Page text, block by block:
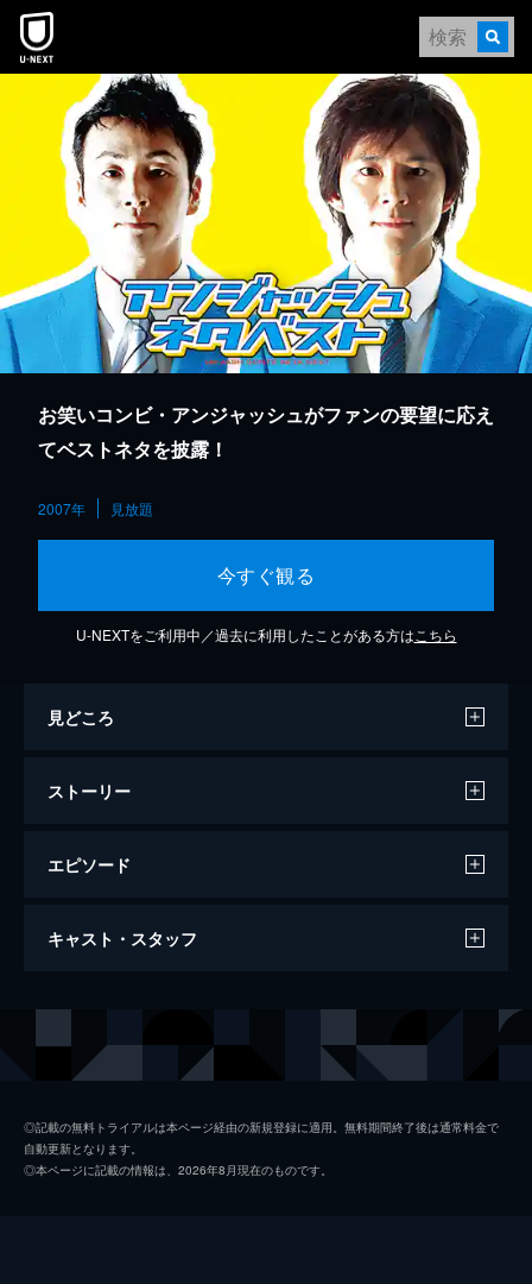
本文へスキップ
お笑いコンビ・アンジャッシュがファンの要望に応え
てベストネタを披露！
2007年 見放題
今すぐ観る
U-NEXTをご利用中／過去に利用したことがある方は こちら
見どころ
ストーリー
エピソード
アンジャッシュ「ネタベスト」
キャスト・スタッフ
◎記載の無料トライアルは本ページ経由の新規登録に適用。無料期間終了後は通常料金で
自動更新となります。
◎本ページに記載の情報は、2026年8月現在のものです。